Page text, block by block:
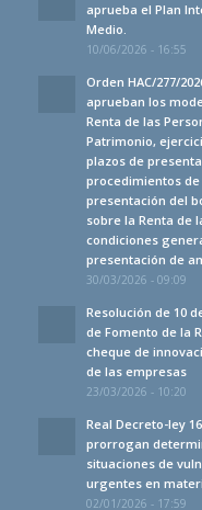
aprueba el Plan
Medio.
10/06/2026 - 16:55
Orden HAC/277/
aprueban los
Renta de las
Patrimonio,
plazos de
procedimientos
presentación del
sobre la Renta de
condiciones
presentación de
30/03/2026 - 09:09
Resolución de 10
de Fomento de la
cheque de
de las empresas
23/03/2026 - 10:20
Real Decreto-ley
prorrogan
situaciones de
urgentes en
02/01/2026 - 17:59